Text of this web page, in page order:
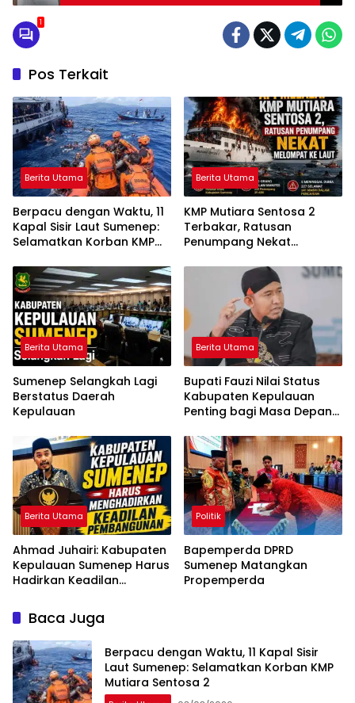
1
Pos Terkait
Berita Utama
Berpacu dengan Waktu, 11
Kapal Sisir Laut Sumenep:
Selamatkan Korban KMP
Berita Utama
KMP Mutiara Sentosa 2
Terbakar, Ratusan
Penumpang Nekat
Berita Utama
Sumenep Selangkah Lagi
Berstatus Daerah
Kepulauan
Berita Utama
Bupati Fauzi Nilai Status
Kabupaten Kepulauan
Penting bagi Masa Depan
Berita Utama
Ahmad Juhairi: Kabupaten
Kepulauan Sumenep Harus
Hadirkan Keadilan
Sekadar Ganti Nama
Politik
Bapemperda DPRD
Sumenep Matangkan
Propemperda
Baca Juga
Berpacu dengan Waktu, 11 Kapal Sisir
Laut Sumenep: Selamatkan Korban KMP
Mutiara Sentosa 2